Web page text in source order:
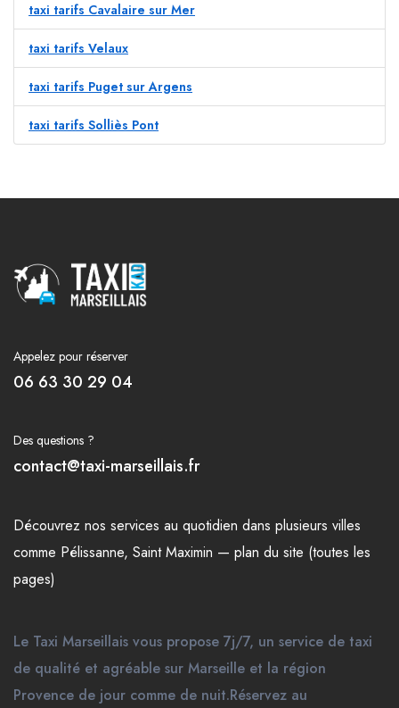
taxi tarifs Cavalaire sur Mer
taxi tarifs Velaux
taxi tarifs Puget sur Argens
taxi tarifs Solliès Pont
Appelez pour réserver
06 63 30 29 04
Des questions ?
contact@taxi-marseillais.fr
Découvrez nos services au quotidien dans plusieurs villes
comme Pélissanne, Saint Maximin — plan du site (toutes les
pages)
Le Taxi Marseillais vous propose 7j/7, un service de taxi
de qualité et agréable sur Marseille et la région
Provence de jour comme de nuit.Réservez au